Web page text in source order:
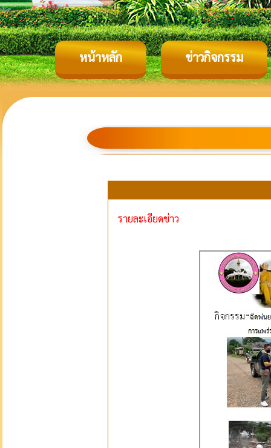
หน้าหลัก ข่าวกิจกรรม
รายละเอียดข่าว